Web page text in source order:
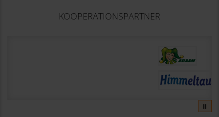
KOOPERATIONSPARTNER
⏸